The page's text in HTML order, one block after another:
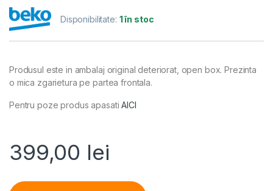
Disponibilitate: 1 în stoc
Produsul este in ambalaj original deteriorat, open box. Prezinta
o mica zgarietura pe partea frontala.
Pentru poze produs apasatiAICI
399,00 lei